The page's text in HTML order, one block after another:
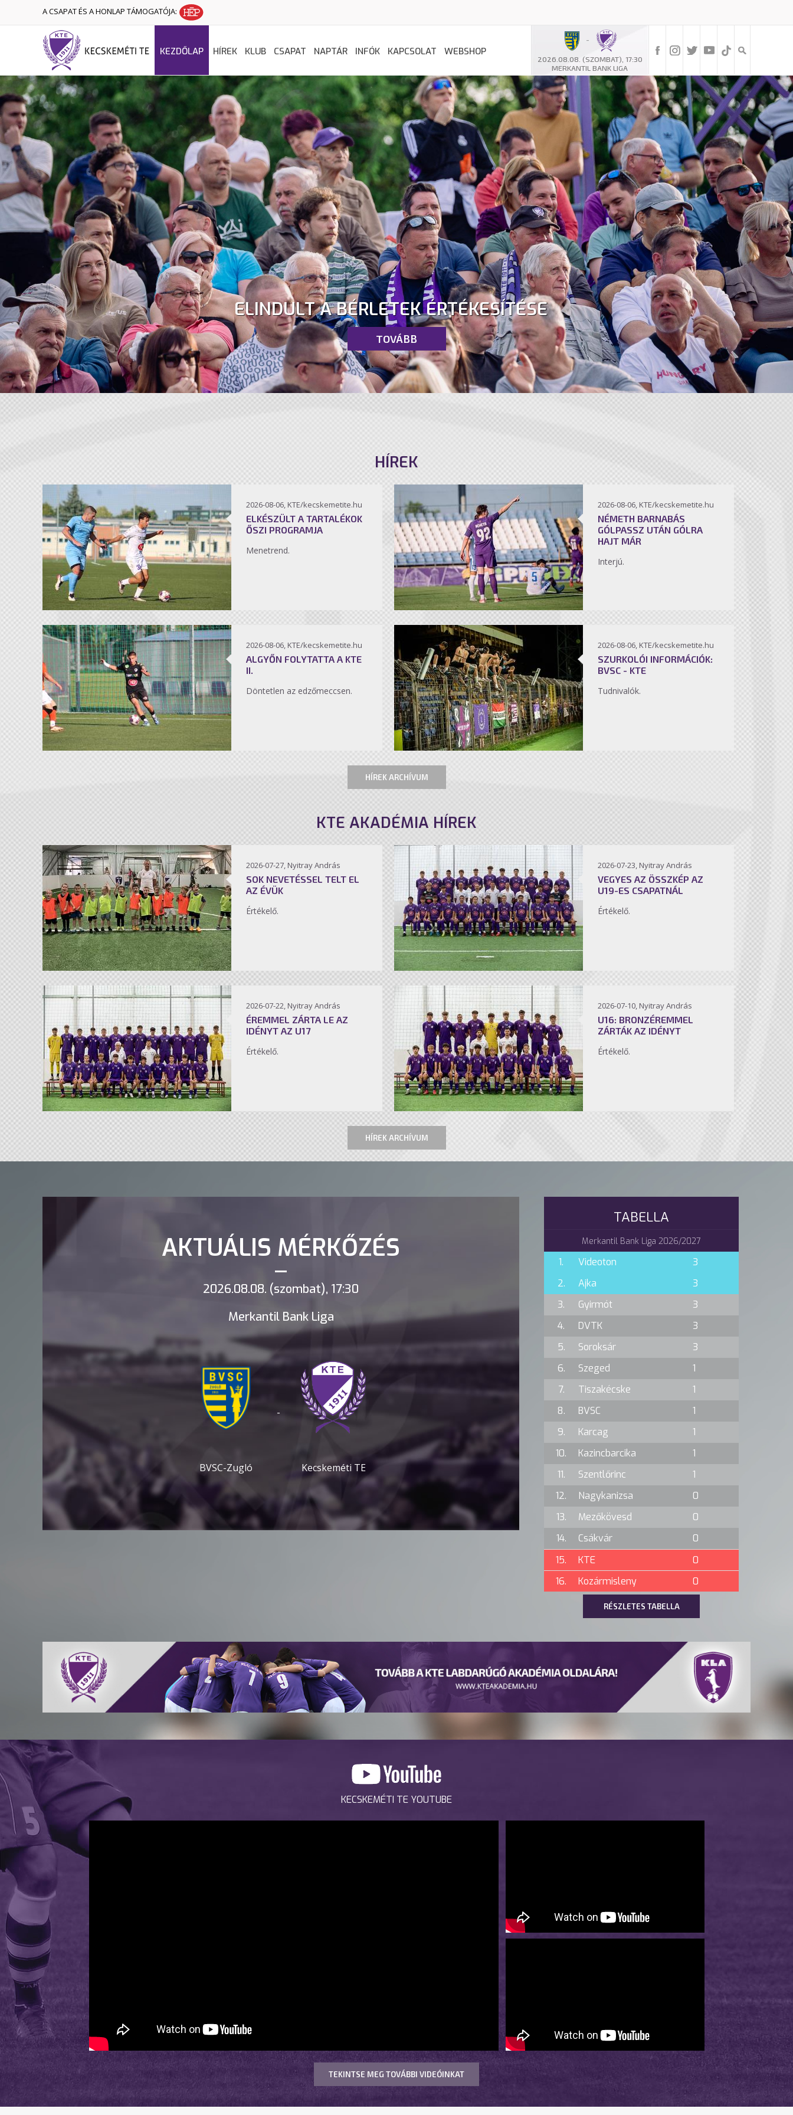
A CSAPAT ÉS A HONLAP TÁMOGATÓJA:
-
2026.08.08. (SZOMBAT), 17:30
MERKANTIL BANK LIGA
KEZDŐLAP HÍREK KLUB CSAPAT NAPTÁR INFÓK KAPCSOLAT WEBSHOP
ELINDULT A BÉRLETEK ÉRTÉKESÍTÉSE
TOVÁBB
HÍREK
2026-08-06, KTE/kecskemetite.hu
ELKÉSZÜLT A TARTALÉKOK
ŐSZI PROGRAMJA
Menetrend.
2026-08-06, KTE/kecskemetite.hu
NÉMETH BARNABÁS
GÓLPASSZ UTÁN GÓLRA
HAJT MÁR
Interjú.
2026-08-06, KTE/kecskemetite.hu
ALGYŐN FOLYTATTA A KTE
II.
Döntetlen az edzőmeccsen.
2026-08-06, KTE/kecskemetite.hu
SZURKOLÓI INFORMÁCIÓK:
BVSC - KTE
Tudnivalók.
HÍREK ARCHÍVUM
KTE AKADÉMIA HÍREK
2026-07-27, Nyitray András
SOK NEVETÉSSEL TELT EL
AZ ÉVÜK
Értékelő.
2026-07-23, Nyitray András
VEGYES AZ ÖSSZKÉP AZ
U19-ES CSAPATNÁL
Értékelő.
2026-07-22, Nyitray András
ÉREMMEL ZÁRTA LE AZ
IDÉNYT AZ U17
Értékelő.
2026-07-10, Nyitray András
U16: BRONZÉREMMEL
ZÁRTÁK AZ IDÉNYT
Értékelő.
HÍREK ARCHÍVUM
AKTUÁLIS MÉRKŐZÉS
2026.08.08. (szombat), 17:30
Merkantil Bank Liga
BVSC-Zugló
-
Kecskeméti TE
TABELLA
Merkantil Bank Liga 2026/2027
1. Videoton
3
2.
Ajka
3
3.
Gyirmót
3
4.
DVTK
3
5.
Soroksár
3
6.
Szeged
1
7.
Tiszakécske
1
8.
BVSC
1
9.
Karcag
1
10.
Kazincbarcika
1
11.
Szentlőrinc
1
12.
Nagykanizsa
0
13.
Mezőkövesd
0
14.
Csákvár
0
15.
KTE
0
16.
Kozármisleny 0
RÉSZLETES TABELLA
KECSKEMÉTI TE YOUTUBE
TEKINTSE MEG TOVÁBBI VIDEÓINKAT